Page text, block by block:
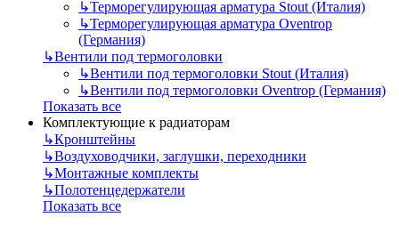
↳Терморегулирующая арматура Stout (Италия)
↳Терморегулирующая арматура Oventrop
(Германия)
↳Вентили под термоголовки
↳Вентили под термоголовки Stout (Италия)
↳Вентили под термоголовки Oventrop (Германия)
Показать все
Комплектующие к радиаторам
↳Кронштейны
↳Воздуховодчики, заглушки, переходники
↳Монтажные комплекты
↳Полотенцедержатели
Показать все